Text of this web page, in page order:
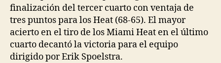
finalización del tercer cuarto con ventaja de
tres puntos para los Heat (68-65). El mayor
acierto en el tiro de los Miami Heat en el último
cuarto decantó la victoria para el equipo
dirigido por Erik Spoelstra.